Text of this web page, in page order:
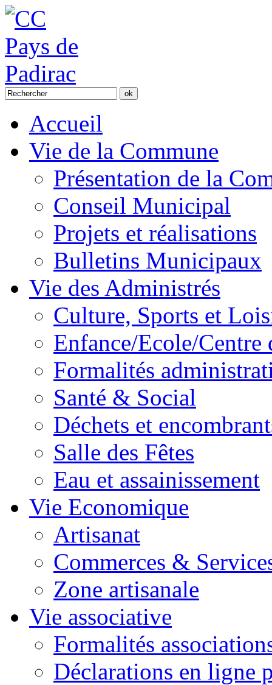
Accueil
Vie de la Commune
Présentation de la
Conseil Municipal
Projets et réalisations
Bulletins Municipaux
Vie des Administrés
Culture, Sports et
Enfance/Ecole/Centre
Formalités
Santé & Social
Déchets et
Salle des Fêtes
Eau et assainissement
Vie Economique
Artisanat
Commerces &
Zone artisanale
Vie associative
Formalités
Déclarations en ligne